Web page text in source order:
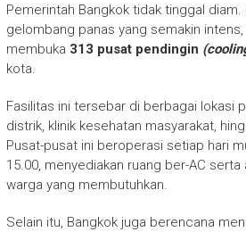
Pemerintah Bangkok tidak tinggal
gelombang panas yang semakin
membuka 313 pusat pendingin
kota.
Fasilitas ini tersebar di berbagai lokasi
distrik, klinik kesehatan masyarakat,
Pusat-pusat ini beroperasi setiap hari
15.00, menyediakan ruang ber-AC
warga yang membutuhkan.
Selain itu, Bangkok juga berencana